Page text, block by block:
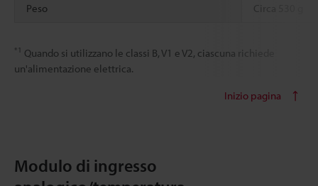
Peso Circa 530 g
*1 Quando si utilizzano le classi B, V1 e V2, ciascuna richiede
un'alimentazione elettrica.
Inizio pagina
Modulo di ingresso